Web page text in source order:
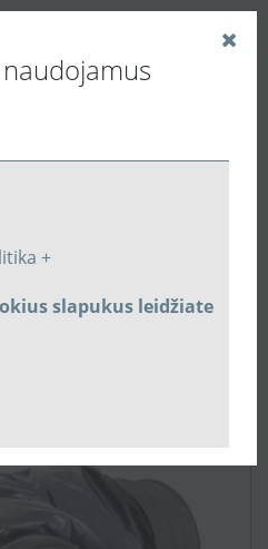
+
slapukus leidžiate
slopintuvai, filtrai.
Ø160mm, 0.6m SLEFLF-P-